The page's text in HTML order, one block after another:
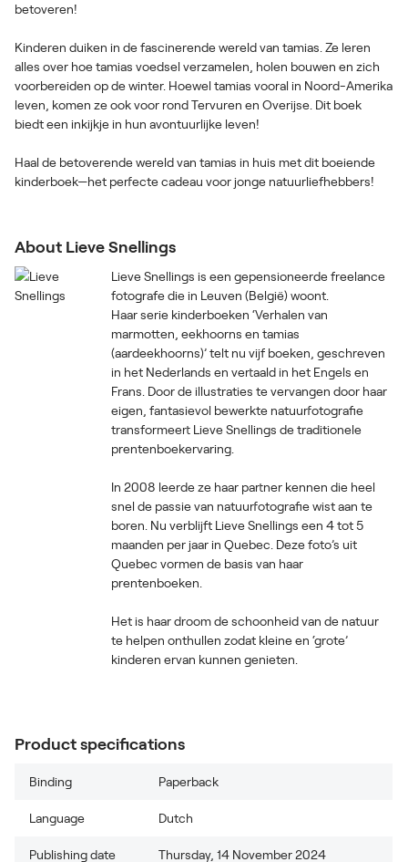
betoveren!
Kinderen duiken in de fascinerende wereld van tamias. Ze leren
alles over hoe tamias voedsel verzamelen, holen bouwen en zich
voorbereiden op de winter. Hoewel tamias vooral in Noord-Amerika
leven, komen ze ook voor rond Tervuren en Overijse. Dit boek
biedt een inkijkje in hun avontuurlijke leven!
Haal de betoverende wereld van tamias in huis met dit boeiende
About Lieve Snellings
Lieve Snellings is een gepensioneerde freelance
fotografe die in Leuven (België) woont.
Haar serie kinderboeken ‘Verhalen van
marmotten, eekhoorns en tamias
(aardeekhoorns)’ telt nu vijf boeken, geschreven
in het Nederlands en vertaald in het Engels en
Frans. Door de illustraties te vervangen door haar
eigen, fantasievol bewerkte natuurfotografie
transformeert Lieve Snellings de traditionele
prentenboekervaring.
In 2008 leerde ze haar partner kennen die heel
snel de passie van natuurfotografie wist aan te
boren. Nu verblijft Lieve Snellings een 4 tot 5
maanden per jaar in Quebec. Deze foto’s uit
Quebec vormen de basis van haar
prentenboeken.
Het is haar droom de schoonheid van de natuur
te helpen onthullen zodat kleine en ‘grote’
kinderen ervan kunnen genieten.
Product specifications
Binding Paperback
Language Dutch
Publishing date Thursday, 14 November 2024